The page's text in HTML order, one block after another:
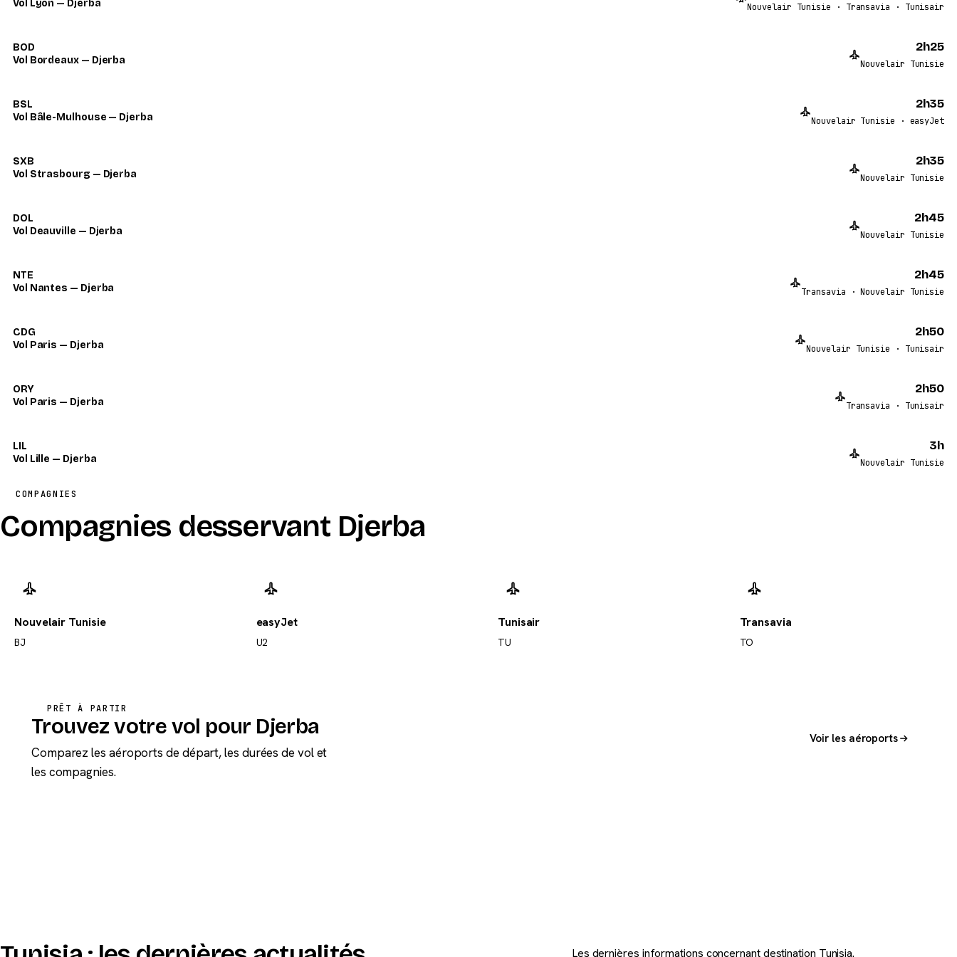
Vol Lyon — Djerba
Nouvelair Tunisie · Transavia · Tunisair
BOD
Vol Bordeaux — Djerba
2h25
Nouvelair Tunisie
BSL
Vol Bâle-Mulhouse — Djerba
2h35
Nouvelair Tunisie · easyJet
SXB
Vol Strasbourg — Djerba
2h35
Nouvelair Tunisie
DOL
Vol Deauville — Djerba
2h45
Nouvelair Tunisie
NTE
Vol Nantes — Djerba
2h45
Transavia · Nouvelair Tunisie
CDG
Vol Paris — Djerba
2h50
Nouvelair Tunisie · Tunisair
ORY
Vol Paris — Djerba
2h50
Transavia · Tunisair
LIL
Vol Lille — Djerba
3h
Nouvelair Tunisie
COMPAGNIES
Compagnies desservant Djerba
Nouvelair Tunisie
BJ
easyJet
U2
Tunisair
TU
Transavia
TO
PRÊT À PARTIR
Trouvez votre vol pour Djerba
Comparez les aéroports de départ, les durées de vol et
les compagnies.
Voir les aéroports
Les dernières informations concernant destination Tunisia.